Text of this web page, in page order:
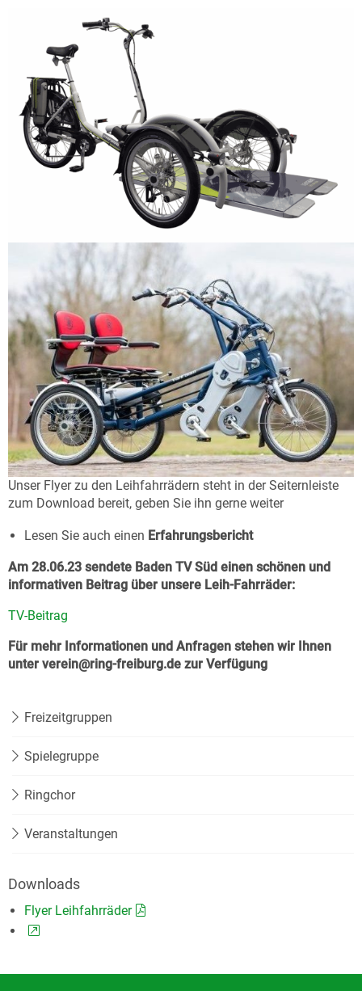
Unser Flyer zu den Leihfahrrädern steht in der Seiternleiste
zum Download bereit, geben Sie ihn gerne weiter
Lesen Sie auch einen Erfahrungsbericht
Am 28.06.23 sendete Baden TV Süd einen schönen und
informativen Beitrag über unsere Leih-Fahrräder:
TV-Beitrag
Für mehr Informationen und Anfragen stehen wir Ihnen
unter verein@ring-freiburg.de zur Verfügung
Freizeitgruppen
Spielegruppe
Ringchor
Veranstaltungen
Downloads
Flyer Leihfahrräder